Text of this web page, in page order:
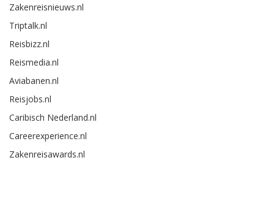
Zakenreisnieuws.nl
Triptalk.nl
Reisbizz.nl
Reismedia.nl
Aviabanen.nl
Reisjobs.nl
Caribisch Nederland.nl
Careerexperience.nl
Zakenreisawards.nl